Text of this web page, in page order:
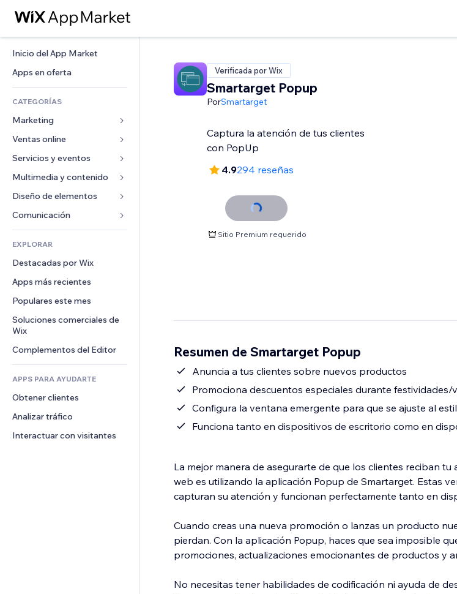
Inicio del App Market
Apps en oferta
CATEGORÍAS
Marketing
Anuncios
Móvil
Analíticas
Anuncios del sitio
Email
Ventas online
Apps para tiendas
Envíos y entregas
Botones de venta
Contabilidad
Cupones y fidelización
Almacenamiento de mercancía
Crowdfunding
Alimentos y bebidas
Servicios y eventos
Hoteles
Eventos
Restaurantes
Inmobiliarias
Reservas
Multimedia y contenido
Galerías
Música
Pódcast
Fotografía
Video
PDF
Compartir archivos
Noticias
Servicios de contenido
Efectos de texto
Diseño de elementos
Mapas y navegación
Privacidad y seguridad
Reloj
Plantillas para páginas
Efectos de imágenes
Botones y menús
Banners e insignias
Calculadoras
Buscar
Formularios
Encuestas
Chat
Comentarios
Teléfono
Comunidad
Reseñas y testimonios
EXPLORAR
Destacadas por Wix
Apps más recientes
Populares este mes
Soluciones comerciales de
Wix
Complementos del Editor
APPS PARA AYUDARTE
Obtener clientes
Analizar tráfico
Interactuar con visitantes
Verificada por Wix
Smartarget Popup
PorSmartarget
Captura la atención de tus clientes
con PopUp
4.9294 reseñas
Sitio Premium requerido
Resumen de Smartarget Popup
Anuncia a tus clientes sobre nuevos productos
Promociona descuentos especiales durante
Configura la ventana emergente para que se ajuste al
Funciona tanto en dispositivos de escritorio como en
La mejor manera de asegurarte de que los clientes reciban tu
web es utilizando la aplicación Popup de Smartarget. Estas
capturan su atención y funcionan perfectamente tanto en
Cuando creas una nueva promoción o lanzas un producto
pierdan. Con la aplicación Popup, haces que sea imposible
promociones, actualizaciones emocionantes de productos y
No necesitas tener habilidades de codificación ni ayuda de